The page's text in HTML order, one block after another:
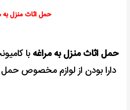
حمل اثاث منزل به
حمل اثاث منزل به مراغه با
دارا بودن از لوازم مخصوص